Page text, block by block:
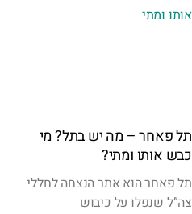
תל פאחר – מה יש בתל? מי
כבש אותו ומתי?
תל פאחר הוא אתר הנצחה לחללי
צה”ל שנפלו על כיבוש